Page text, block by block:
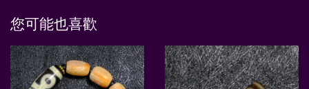
您可能也喜歡